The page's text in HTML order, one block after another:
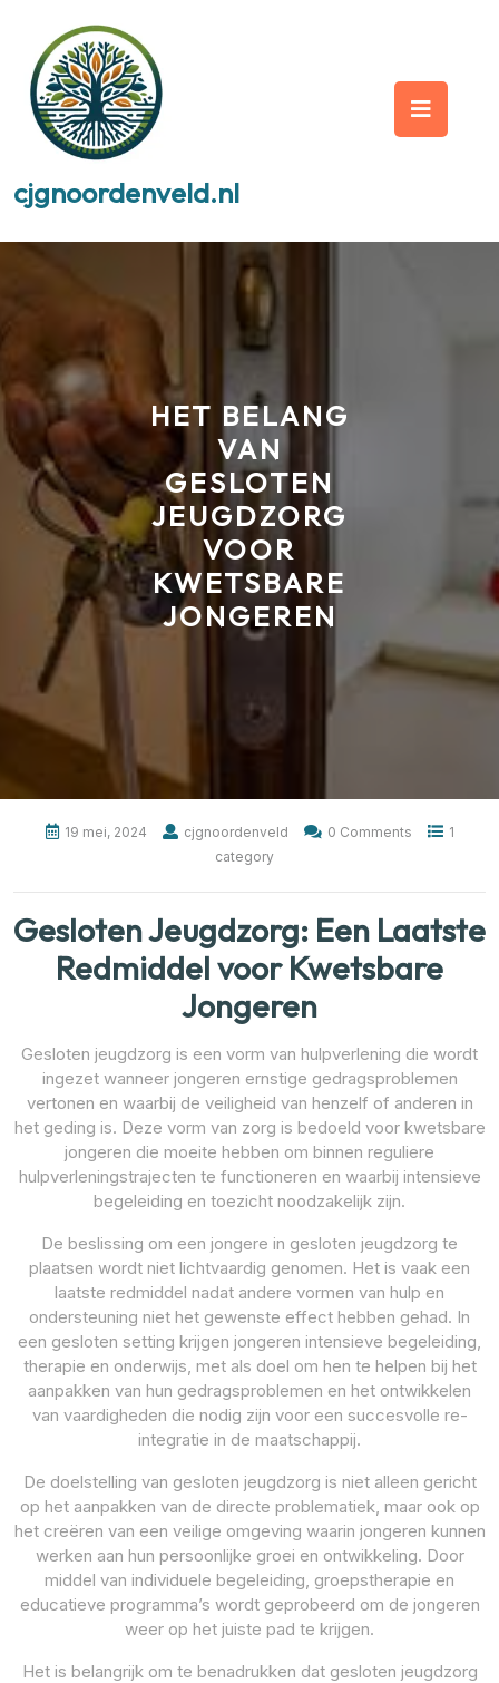
content
cjgnoordenveld.nl
HET BELANG
VAN
GESLOTEN
JEUGDZORG
VOOR
KWETSBARE
JONGEREN
19 mei, 2024 cjgnoordenveld 0 Comments
1
category
Gesloten Jeugdzorg: Een Laatste
Redmiddel voor Kwetsbare
Jongeren
Gesloten jeugdzorg is een vorm van hulpverlening die wordt
ingezet wanneer jongeren ernstige gedragsproblemen
vertonen en waarbij de veiligheid van henzelf of anderen in
het geding is. Deze vorm van zorg is bedoeld voor kwetsbare
jongeren die moeite hebben om binnen reguliere
hulpverleningstrajecten te functioneren en waarbij intensieve
begeleiding en toezicht noodzakelijk zijn.
De beslissing om een jongere in gesloten jeugdzorg te
plaatsen wordt niet lichtvaardig genomen. Het is vaak een
laatste redmiddel nadat andere vormen van hulp en
ondersteuning niet het gewenste effect hebben gehad. In
een gesloten setting krijgen jongeren intensieve begeleiding,
therapie en onderwijs, met als doel om hen te helpen bij het
aanpakken van hun gedragsproblemen en het ontwikkelen
van vaardigheden die nodig zijn voor een succesvolle re-
integratie in de maatschappij.
De doelstelling van gesloten jeugdzorg is niet alleen gericht
op het aanpakken van de directe problematiek, maar ook op
het creëren van een veilige omgeving waarin jongeren kunnen
werken aan hun persoonlijke groei en ontwikkeling. Door
middel van individuele begeleiding, groepstherapie en
educatieve programma’s wordt geprobeerd om de jongeren
weer op het juiste pad te krijgen.
Het is belangrijk om te benadrukken dat gesloten jeugdzorg